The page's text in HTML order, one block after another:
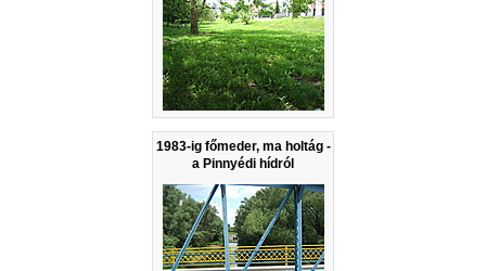
1983-ig főmeder, ma holtág -
a Pinnyédi hídról